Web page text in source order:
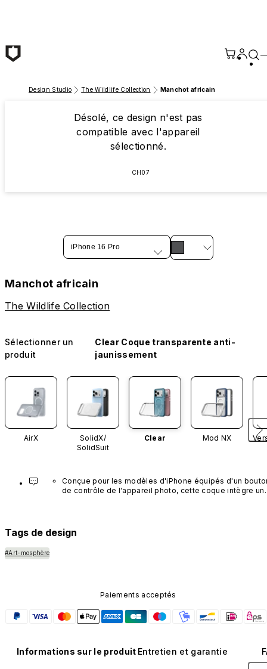
Design Studio The Wildlife Collection Manchot africain
Désolé, ce design n'est pas
compatible avec l'appareil
sélectionné.
CH07
iPhone 16 Pro
Manchot africain
The Wildlife Collection
Sélectionner un
produit
Clear Coque transparente anti-
jaunissement
AirX
SolidX/
SolidSuit
Clear Mod NX
Conçue pour les modèles d'iPhone équipés d'un
de contrôle de l'appareil photo, cette coque intègre un
Tags de design
#Art-mosphère
Paiements acceptés
Informations sur le produit Entretien et garantie